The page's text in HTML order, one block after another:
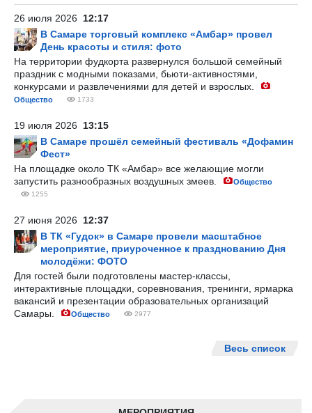
26 июля 2026 12:17
В Самаре торговый комплекс «Амбар» провел
День красоты и стиля: фото
На территории фудкорта развернулся большой семейный
праздник с модными показами, бьюти-активностями,
конкурсами и развлечениями для детей и взрослых.
Общество 1733
19 июля 2026 13:15
В Самаре прошёл семейный фестиваль «Дофамин
Фест»
На площадке около ТК «Амбар» все желающие могли
запустить разнообразных воздушных змеев.
Общество
1255
27 июня 2026 12:37
В ТК «Гудок» в Самаре провели масштабное
мероприятие, приуроченное к празднованию Дня
молодёжи: ФОТО
Для гостей были подготовлены мастер-классы,
интерактивные площадки, соревнования, тренинги, ярмарка
вакансий и презентации образовательных организаций
Самары.
Общество 2977
Весь список